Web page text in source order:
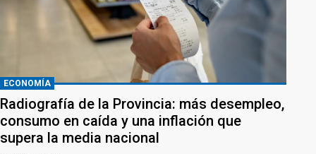
ECONOMÍA
Radiografía de la Provincia: más desempleo,
consumo en caída y una inflación que
supera la media nacional